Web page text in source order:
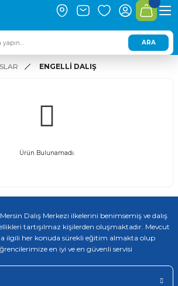
ARA
ENGELLİ DALIŞ
Ürün Bulunamadı.
Dalış Merkezi ilkelerini benimsemiş ve dalış
tartışılmaz kişilerden oluşmaktadır. Mevcut
ilgili her konuda sürekli eğitim almakta olup
en iyi ve en güvenli servisi